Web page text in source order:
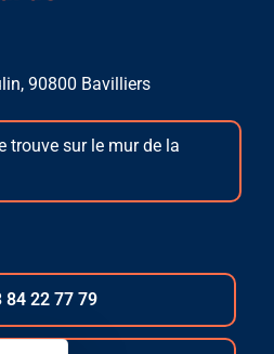
90800 Bavilliers
trouve sur le mur de la
84 22 77 79